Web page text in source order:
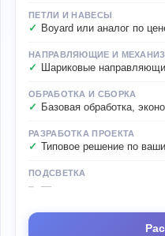
ПЕТЛИ И НАВЕСЫ
Boyard или аналог по
НАПРАВЛЯЮЩИЕ И
Шариковые
ОБРАБОТКА И СБОРКА
Базовая обработка,
РАЗРАБОТКА ПРОЕКТА
Типовое решение по
ПОДСВЕТКА
—